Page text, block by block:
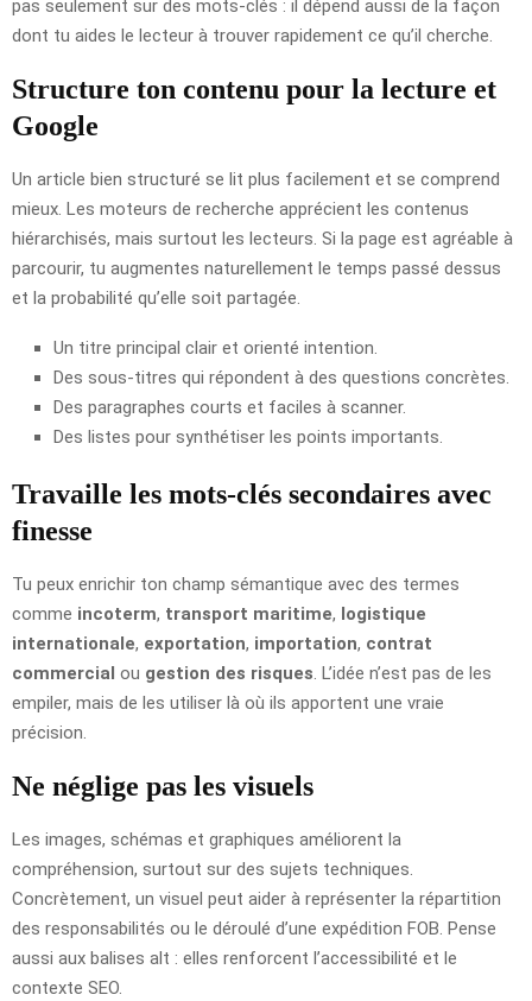
pas seulement sur des mots-clés : il dépend aussi de la façon
dont tu aides le lecteur à trouver rapidement ce qu’il cherche.
Structure ton contenu pour la lecture et
Google
Un article bien structuré se lit plus facilement et se comprend
mieux. Les moteurs de recherche apprécient les contenus
hiérarchisés, mais surtout les lecteurs. Si la page est agréable à
parcourir, tu augmentes naturellement le temps passé dessus
et la probabilité qu’elle soit partagée.
Un titre principal clair et orienté intention.
Des sous-titres qui répondent à des questions concrètes.
Des paragraphes courts et faciles à scanner.
Des listes pour synthétiser les points importants.
Travaille les mots-clés secondaires avec
finesse
Tu peux enrichir ton champ sémantique avec des termes
comme incoterm, transport maritime, logistique
internationale, exportation, importation, contrat
commercial ou gestion des risques. L’idée n’est pas de les
empiler, mais de les utiliser là où ils apportent une vraie
précision.
Ne néglige pas les visuels
Les images, schémas et graphiques améliorent la
compréhension, surtout sur des sujets techniques.
Concrètement, un visuel peut aider à représenter la répartition
des responsabilités ou le déroulé d’une expédition FOB. Pense
aussi aux balises alt : elles renforcent l’accessibilité et le
contexte SEO.